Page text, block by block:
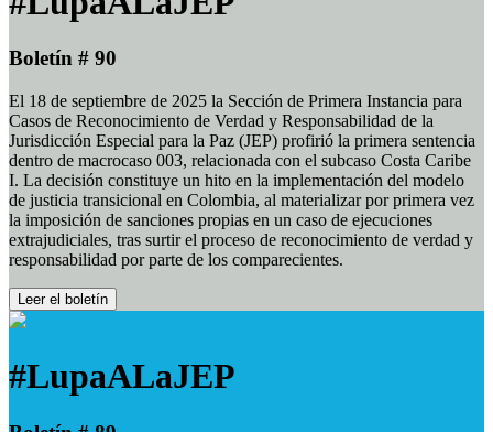
Boletín # 90
El 18 de septiembre de 2025 la Sección de Primera Instancia para
Casos de Reconocimiento de Verdad y Responsabilidad de la
Jurisdicción Especial para la Paz (JEP) profirió la primera sentencia
dentro de macrocaso 003, relacionada con el subcaso Costa Caribe
I. La decisión constituye un hito en la implementación del modelo
de justicia transicional en Colombia, al materializar por primera vez
la imposición de sanciones propias en un caso de ejecuciones
extrajudiciales, tras surtir el proceso de reconocimiento de verdad y
responsabilidad por parte de los comparecientes.
Leer el boletín
#LupaALaJEP